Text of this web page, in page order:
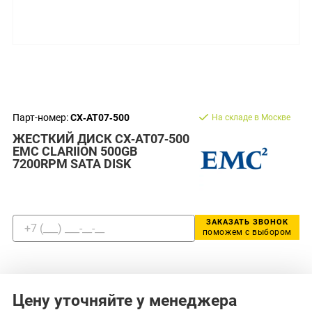
Парт-номер:CX‐AT07‐500
ЖЕСТКИЙ ДИСК CX‐AT07‐500
EMC CLARIION 500GB
7200RPM SATA DISK
На складе в Москве
ЗАКАЗАТЬ ЗВОНОК
поможем с выбором
Цену уточняйте у менеджера